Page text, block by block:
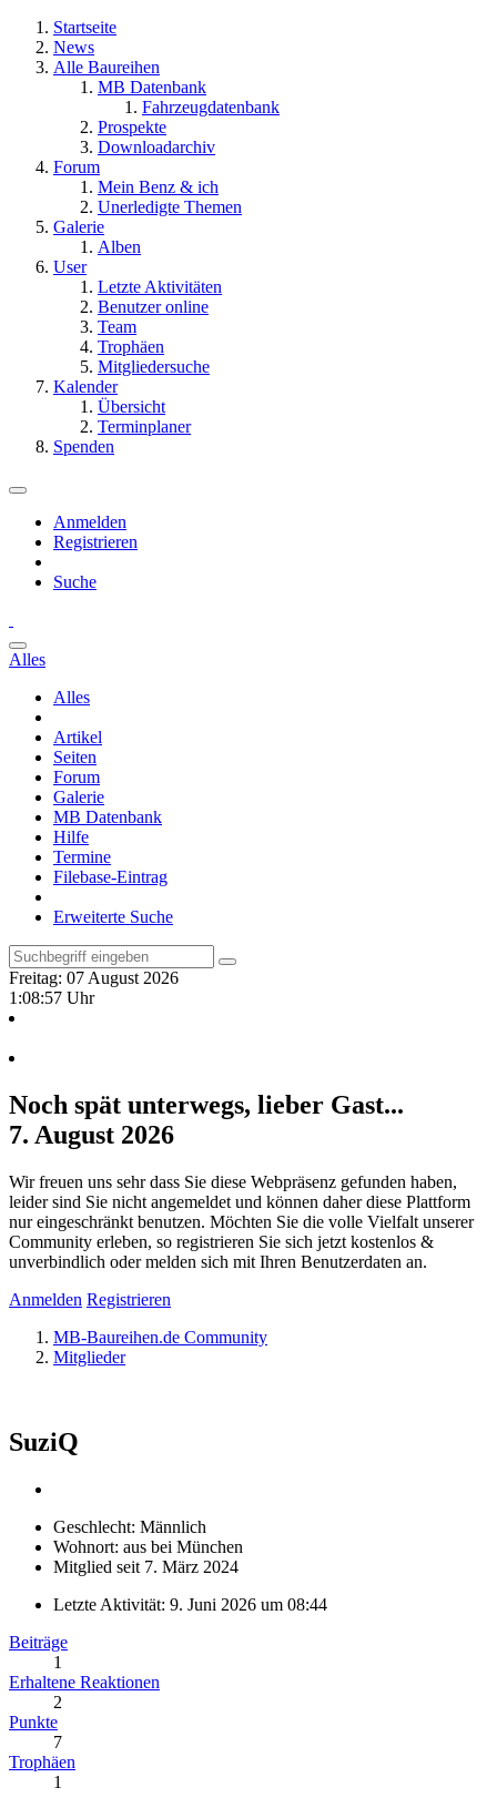
Startseite
News
Alle Baureihen
MB Datenbank
Fahrzeugdatenbank
Prospekte
Downloadarchiv
Forum
Mein Benz & ich
Unerledigte Themen
Galerie
Alben
User
Letzte Aktivitäten
Benutzer online
Team
Trophäen
Mitgliedersuche
Kalender
Übersicht
Terminplaner
Spenden
Anmelden
Registrieren
Suche
Alles
Alles
Artikel
Seiten
Forum
Galerie
MB Datenbank
Hilfe
Termine
Filebase-Eintrag
Erweiterte Suche
Freitag: 07 August 2026
1:08:57 Uhr
Noch spät unterwegs, lieber Gast...
7. August 2026
Wir freuen uns sehr dass Sie diese Webpräsenz gefunden haben,
leider sind Sie nicht angemeldet und können daher diese Plattform
nur eingeschränkt benutzen. Möchten Sie die volle Vielfalt unserer
Community erleben, so registrieren Sie sich jetzt kostenlos &
unverbindlich oder melden sich mit Ihren Benutzerdaten an.
Anmelden Registrieren
MB-Baureihen.de Community
Mitglieder
SuziQ
Geschlecht: Männlich
Wohnort: aus bei München
Mitglied seit 7. März 2024
Letzte Aktivität: 9. Juni 2026 um 08:44
Beiträge
1
Erhaltene Reaktionen
2
Punkte
7
Trophäen
1